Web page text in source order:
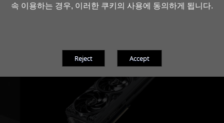
속 이용하는 경우, 이러한 쿠키의 사용에 동의하게 됩니다.